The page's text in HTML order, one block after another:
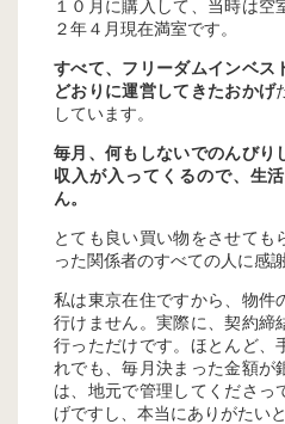
１０月に購入して、当時は空
２年４月現在満室です。
すべて、フリーダムインベス
どおりに運営してきたおかげ
しています。
毎月、何もしないでのんびり
収入が入ってくるので、生
ん。
とても良い買い物をさせても
った関係者のすべての人に感
私は東京在住ですから、物件
行けません。実際に、契約締
行っただけです。ほとんど、
れでも、毎月決まった金額が
は、地元で管理してくださっ
げですし、本当にありがたい